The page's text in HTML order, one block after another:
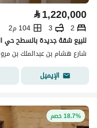
⃁1,220,000
2
3
104 م2
للبيع شقة جديدة بالسطح حي
شارع هشام بن عبدالملك بن
الإيميل
18.7% خصم